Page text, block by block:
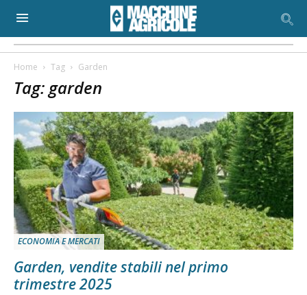
Home Tag Garden
Tag: garden
ECONOMIA E MERCATI
Garden, vendite stabili nel primo
trimestre 2025